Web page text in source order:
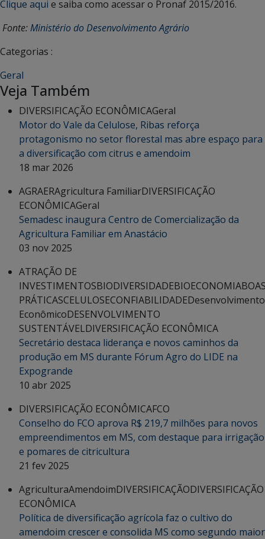
Clique aqui e saiba como acessar o Pronaf 2015/2016.
Fonte:Ministério do Desenvolvimento Agrário
Categorias :
Geral
Veja Também
DIVERSIFICAÇÃO ECONÔMICAGeral
Motor do Vale da Celulose, Ribas reforça
protagonismo no setor florestal mas abre espaço para
a diversificação com citrus e amendoim
18 mar 2026
AGRAERAgricultura FamiliarDIVERSIFICAÇÃO
ECONÔMICAGeral
Semadesc inaugura Centro de Comercialização da
Agricultura Familiar em Anastácio
03 nov 2025
ATRAÇÃO DE
INVESTIMENTOSBIODIVERSIDADEBIOECONOMIA
PRÁTICASCELULOSECONFIABILIDADEDesenvolvimento
EconômicoDESENVOLVIMENTO
SUSTENTÁVELDIVERSIFICAÇÃO ECONÔMICA
Secretário destaca liderança e novos caminhos da
produção em MS durante Fórum Agro do LIDE na
Expogrande
10 abr 2025
DIVERSIFICAÇÃO ECONÔMICAFCO
Conselho do FCO aprova R$ 219,7 milhões para novos
empreendimentos em MS, com destaque para irrigação
e pomares de citricultura
21 fev 2025
AgriculturaAmendoimDIVERSIFICAÇÃODIVERSIFICAÇÃO
ECONÔMICA
Política de diversificação agrícola faz o cultivo do
amendoim crescer e consolida MS como segundo maior